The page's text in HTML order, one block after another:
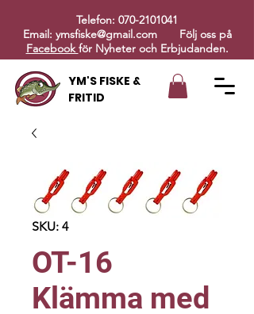
Telefon: 070-2101041
Email: ymsfiske@gmail.comFölj oss på
Facebookför Nyheter och Erbjudanden.
YM'S FISKE &
FRITID
SKU: 4
OT-16
Klämma med